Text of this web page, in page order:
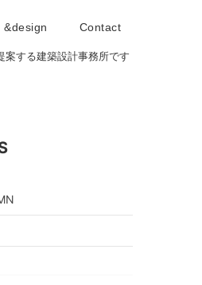
&design Contact
案する建築設計事務所です